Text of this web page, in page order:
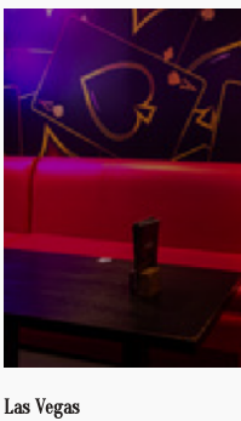
Las Vegas